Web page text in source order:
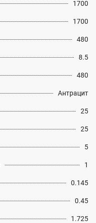
1700
1700
480
8.5
480
Антрацит
25
25
5
1
0.145
0.45
1.725